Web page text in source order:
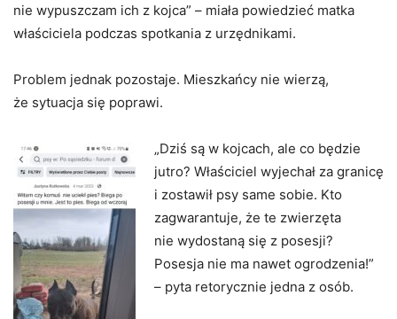
nie wypuszczam ich z kojca” – miała powiedzieć matka
właściciela podczas spotkania z urzędnikami.
Problem jednak pozostaje. Mieszkańcy nie wierzą,
że sytuacja się poprawi.
„Dziś są w kojcach, ale co będzie
jutro? Właściciel wyjechał za granicę
i zostawił psy same sobie. Kto
zagwarantuje, że te zwierzęta
nie wydostaną się z posesji?
Posesja nie ma nawet ogrodzenia!”
– pyta retorycznie jedna z osób.